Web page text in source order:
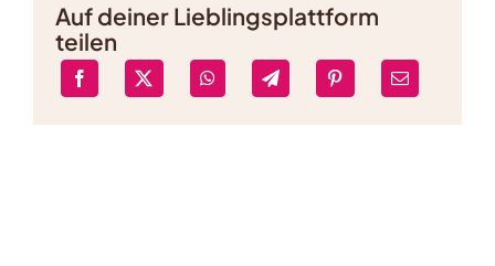
Auf deiner Lieblingsplattform
teilen